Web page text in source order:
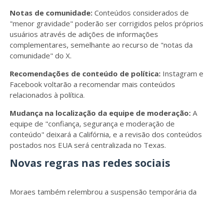
Notas de comunidade: Conteúdos considerados de
"menor gravidade" poderão ser corrigidos pelos próprios
usuários através de adições de informações
complementares, semelhante ao recurso de "notas da
comunidade" do X.
Recomendações de conteúdo de política: Instagram e
Facebook voltarão a recomendar mais conteúdos
relacionados à política.
Mudança na localização da equipe de moderação: A
equipe de "confiança, segurança e moderação de
conteúdo" deixará a Califórnia, e a revisão dos conteúdos
postados nos EUA será centralizada no Texas.
Novas regras nas redes sociais
Moraes também relembrou a suspensão temporária da